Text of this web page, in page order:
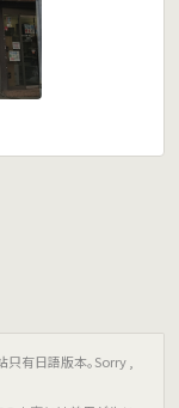
有日語版本｡Sorry ,